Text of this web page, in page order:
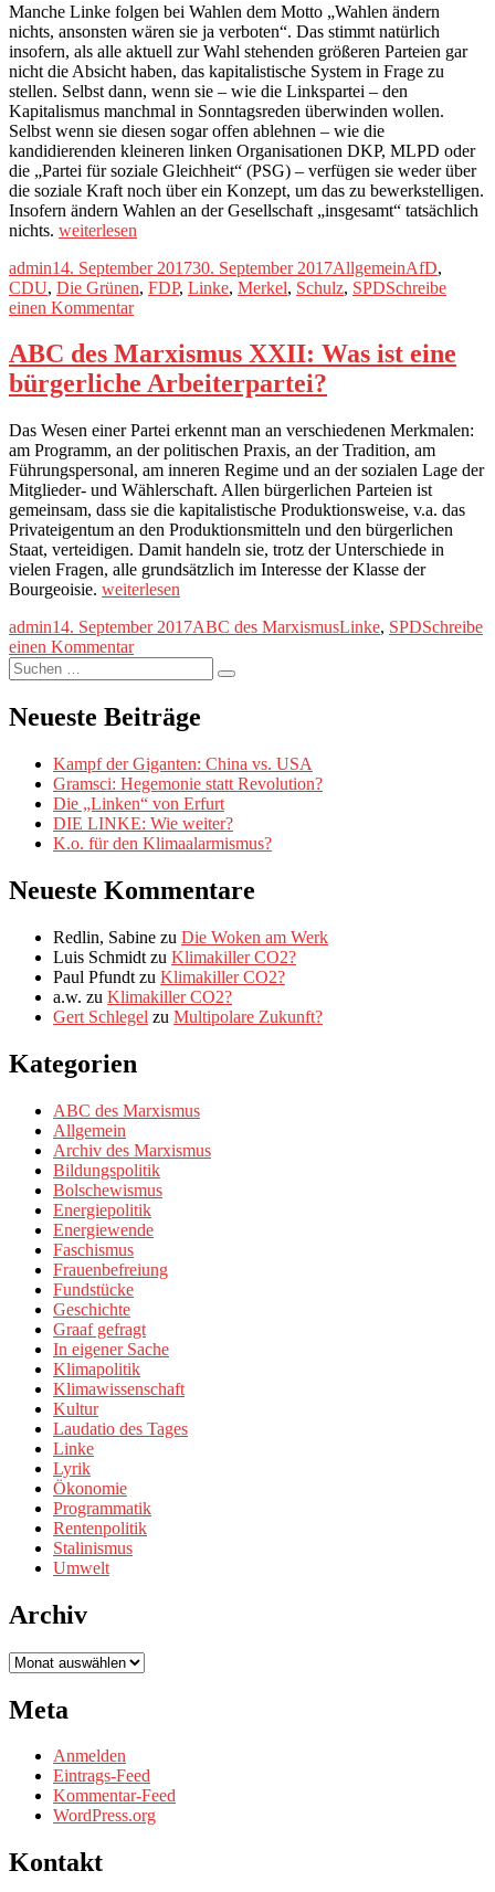
Manche Linke folgen bei Wahlen dem Motto „Wahlen ändern
nichts, ansonsten wären sie ja verboten“. Das stimmt natürlich
insofern, als alle aktuell zur Wahl stehenden größeren Parteien gar
nicht die Absicht haben, das kapitalistische System in Frage zu
stellen. Selbst dann, wenn sie – wie die Linkspartei – den
Kapitalismus manchmal in Sonntagsreden überwinden wollen.
Selbst wenn sie diesen sogar offen ablehnen – wie die
kandidierenden kleineren linken Organisationen DKP, MLPD oder
die „Partei für soziale Gleichheit“ (PSG) – verfügen sie weder über
die soziale Kraft noch über ein Konzept, um das zu bewerkstelligen.
Insofern ändern Wahlen an der Gesellschaft „insgesamt“ tatsächlich
nichts. „Bundestagswahlen
Wen
wählen?“
weiterlesen
Autor
adminVeröffentlicht
am
14. September 201730. September 2017Kategorien
AllgemeinAfD,
CDU, Die Grünen, FDP, Linke, Merkel, Schulz, SPDSchreibe
einen Kommentarzu
2017:
Wen
wählen?
ABC des Marxismus XXII: Was ist eine
bürgerliche Arbeiterpartei?
Das Wesen einer Partei erkennt man an verschiedenen Merkmalen:
am Programm, an der politischen Praxis, an der Tradition, am
Führungspersonal, am inneren Regime und an der sozialen Lage der
Mitglieder- und Wählerschaft. Allen bürgerlichen Parteien ist
gemeinsam, dass sie die kapitalistische Produktionsweise, v.a. das
Privateigentum an den Produktionsmitteln und den bürgerlichen
Staat, verteidigen. Damit handeln sie, trotz der Unterschiede in
vielen Fragen, alle grundsätzlich im Interesse der Klasse der
Bourgeoisie. „ABC
Marxismus
XXII:
eine
bürgerliche
weiterlesen
Autor
adminVeröffentlicht
am
14. September 2017Kategorien
ABC des MarxismusSchlagwörter
Linke, SPDSchreibe
einen Kommentarzu
des
Marxismus
XXII:
ist
eine
bürgerliche
Arbeiterpartei?
Suche
nach:
Suchen
Neueste Beiträge
Kampf der Giganten: China vs. USA
Gramsci: Hegemonie statt Revolution?
Die „Linken“ von Erfurt
DIE LINKE: Wie weiter?
K.o. für den Klimaalarmismus?
Neueste Kommentare
Redlin, Sabine zu Die Woken am Werk
Luis Schmidt zu Klimakiller CO2?
Paul Pfundt zu Klimakiller CO2?
a.w. zu Klimakiller CO2?
Gert Schlegel zu Multipolare Zukunft?
Kategorien
ABC des Marxismus
Allgemein
Archiv des Marxismus
Bildungspolitik
Bolschewismus
Energiepolitik
Energiewende
Faschismus
Frauenbefreiung
Fundstücke
Geschichte
Graaf gefragt
In eigener Sache
Klimapolitik
Klimawissenschaft
Kultur
Laudatio des Tages
Linke
Lyrik
Ökonomie
Programmatik
Rentenpolitik
Stalinismus
Umwelt
Archiv
Archiv
Meta
Anmelden
Eintrags-Feed
Kommentar-Feed
WordPress.org
Kontakt